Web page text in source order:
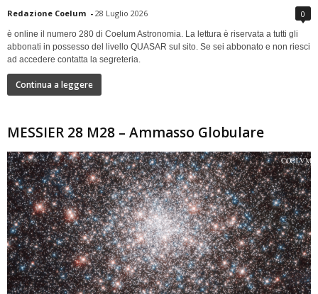
Redazione Coelum - 28 Luglio 2026 0
è online il numero 280 di Coelum Astronomia. La lettura è riservata a tutti gli
abbonati in possesso del livello QUASAR sul sito. Se sei abbonato e non riesci
ad accedere contatta la segreteria.
Continua a leggere
MESSIER 28 M28 – Ammasso Globulare